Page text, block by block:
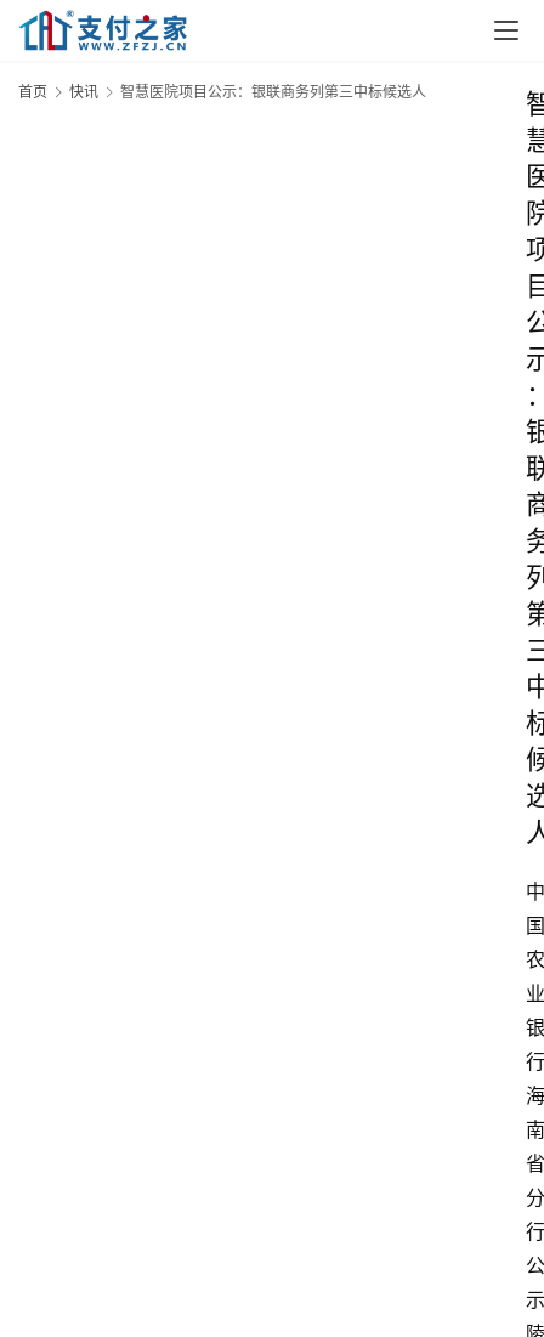
首页 快讯 智慧医院项目公示：银联商务列第三中标候选人
中
国
农
业
银
行
海
南
省
分
行
公
示